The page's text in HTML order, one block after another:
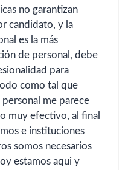
no garantizan
candidato, y la
es la más
de personal, debe
para
como tal que
me parece
muy efectivo, al final
e instituciones
somos necesarios
estamos aqui y